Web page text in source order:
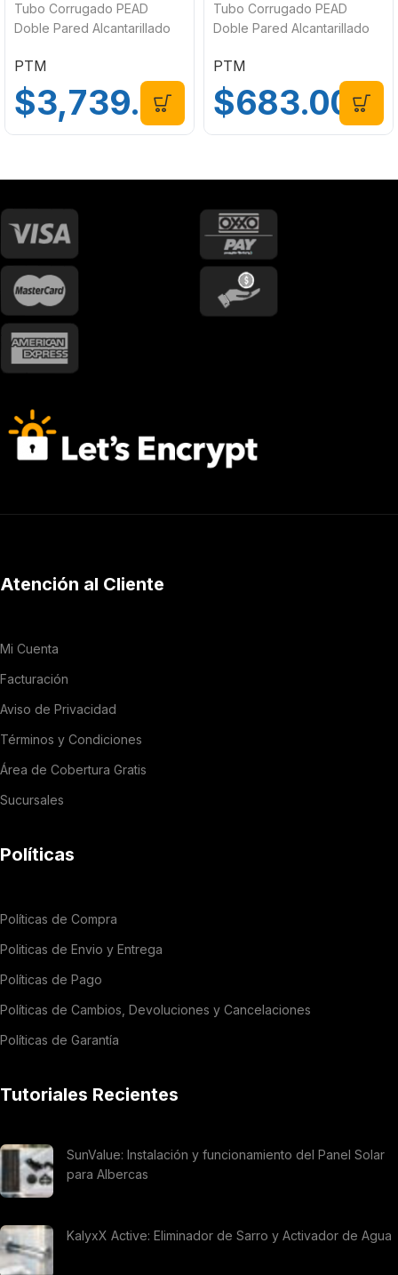
Tubo Corrugado PEAD
Doble Pared Alcantarillado
CORR®
PTM
$3,739.00
Tubo Corrugado PEAD
Doble Pared Alcantarillado
CORR®
PTM
$683.00
Atención al Cliente
Mi Cuenta
Facturación
Aviso de Privacidad
Términos y Condiciones
Área de Cobertura Gratis
Sucursales
Políticas
Políticas de Compra
Politicas de Envio y Entrega
Políticas de Pago
Políticas de Cambios, Devoluciones y Cancelaciones
Políticas de Garantía
Tutoriales Recientes
SunValue: Instalación y funcionamiento del Panel Solar
para Albercas
KalyxX Active: Eliminador de Sarro y Activador de Agua